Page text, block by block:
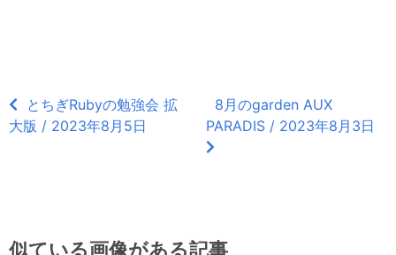
とちぎRubyの勉強会 拡
大版 / 2023年8月5日
8月のgarden AUX
PARADIS / 2023年8月3日
似ている画像がある記事